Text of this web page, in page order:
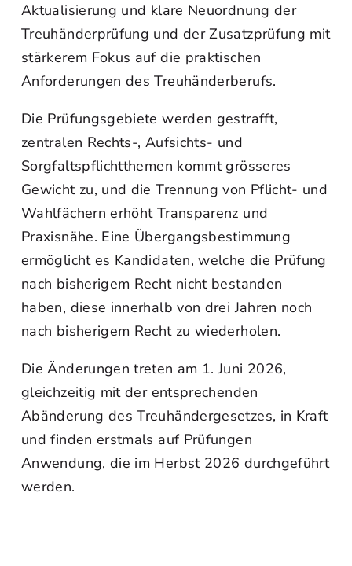
Aktualisierung und klare Neuordnung der
Treuhänderprüfung und der Zusatzprüfung mit
stärkerem Fokus auf die praktischen
Anforderungen des Treuhänderberufs.
Die Prüfungsgebiete werden gestrafft,
zentralen Rechts-, Aufsichts- und
Sorgfaltspflichtthemen kommt grösseres
Gewicht zu, und die Trennung von Pflicht- und
Wahlfächern erhöht Transparenz und
Praxisnähe. Eine Übergangsbestimmung
ermöglicht es Kandidaten, welche die Prüfung
nach bisherigem Recht nicht bestanden
haben, diese innerhalb von drei Jahren noch
nach bisherigem Recht zu wiederholen.
Die Änderungen treten am 1. Juni 2026,
gleichzeitig mit der entsprechenden
Abänderung des Treuhändergesetzes, in Kraft
und finden erstmals auf Prüfungen
Anwendung, die im Herbst 2026 durchgeführt
werden.